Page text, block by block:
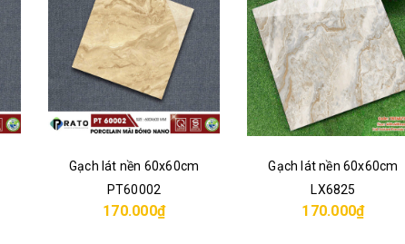
Gạch lát nền 60x60cm
PT60002
170.000₫
Gạch lát nền 60x60cm
LX6825
170.000₫